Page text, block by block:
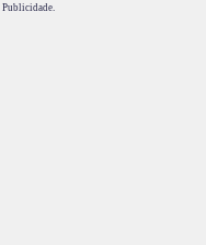
Publicidade.